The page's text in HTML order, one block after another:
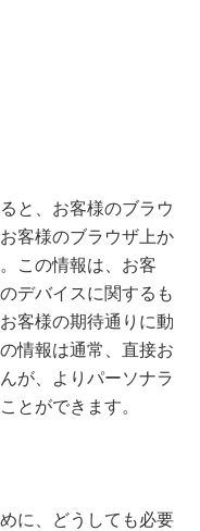
と、お客様のブラウ
客様のブラウザ上か
この情報は、お客
デバイスに関するも
客様の期待通りに動
情報は通常、直接お
が、よりパーソナラ
とができます。
に、どうしても必要